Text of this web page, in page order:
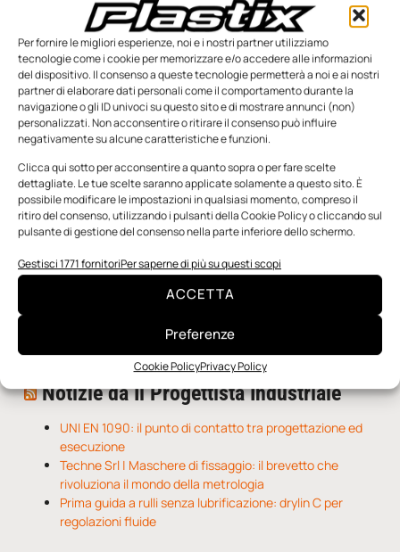
Per fornire le migliori esperienze, noi e i nostri partner utilizziamo
tecnologie come i cookie per memorizzare e/o accedere alle informazioni
del dispositivo. Il consenso a queste tecnologie permetterà a noi e ai nostri
partner di elaborare dati personali come il comportamento durante la
navigazione o gli ID univoci su questo sito e di mostrare annunci (non)
personalizzati. Non acconsentire o ritirare il consenso può influire
negativamente su alcune caratteristiche e funzioni.
Clicca qui sotto per acconsentire a quanto sopra o per fare scelte
dettagliate. Le tue scelte saranno applicate solamente a questo sito. È
possibile modificare le impostazioni in qualsiasi momento, compreso il
ritiro del consenso, utilizzando i pulsanti della Cookie Policy o cliccando sul
pulsante di gestione del consenso nella parte inferiore dello schermo.
Gestisci 1771 fornitoriPer saperne di più su questi scopi
ACCETTA
Preferenze
Cookie PolicyPrivacy Policy
n.5 - Giugno 2026 n.4 - Maggio 2026 n.3 - Aprile 2026
Edicola Web
con un singolo motore
Applicazioni della fluidodinamica computazionale (CFD)
Notizie da Il Progettista Industriale
UNI EN 1090: il punto di contatto tra progettazione ed
esecuzione
Techne Srl | Maschere di fissaggio: il brevetto che
rivoluziona il mondo della metrologia
Prima guida a rulli senza lubrificazione: drylin C per
regolazioni fluide